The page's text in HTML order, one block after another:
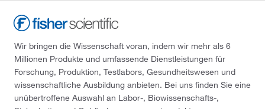
Wir bringen die Wissenschaft voran, indem wir mehr als 6
Millionen Produkte und umfassende Dienstleistungen für
Forschung, Produktion, Testlabors, Gesundheitswesen und
wissenschaftliche Ausbildung anbieten. Bei uns finden Sie eine
unübertroffene Auswahl an Labor-, Biowissenschafts-,